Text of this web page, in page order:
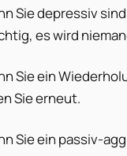
Sie depressiv
es wird
Sie ein
Sie erneut.
Sie ein passiv-